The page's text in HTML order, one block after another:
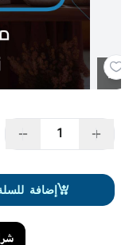
المشاريع التجارية
المشاريع الإبداعية
إضافة للسلة